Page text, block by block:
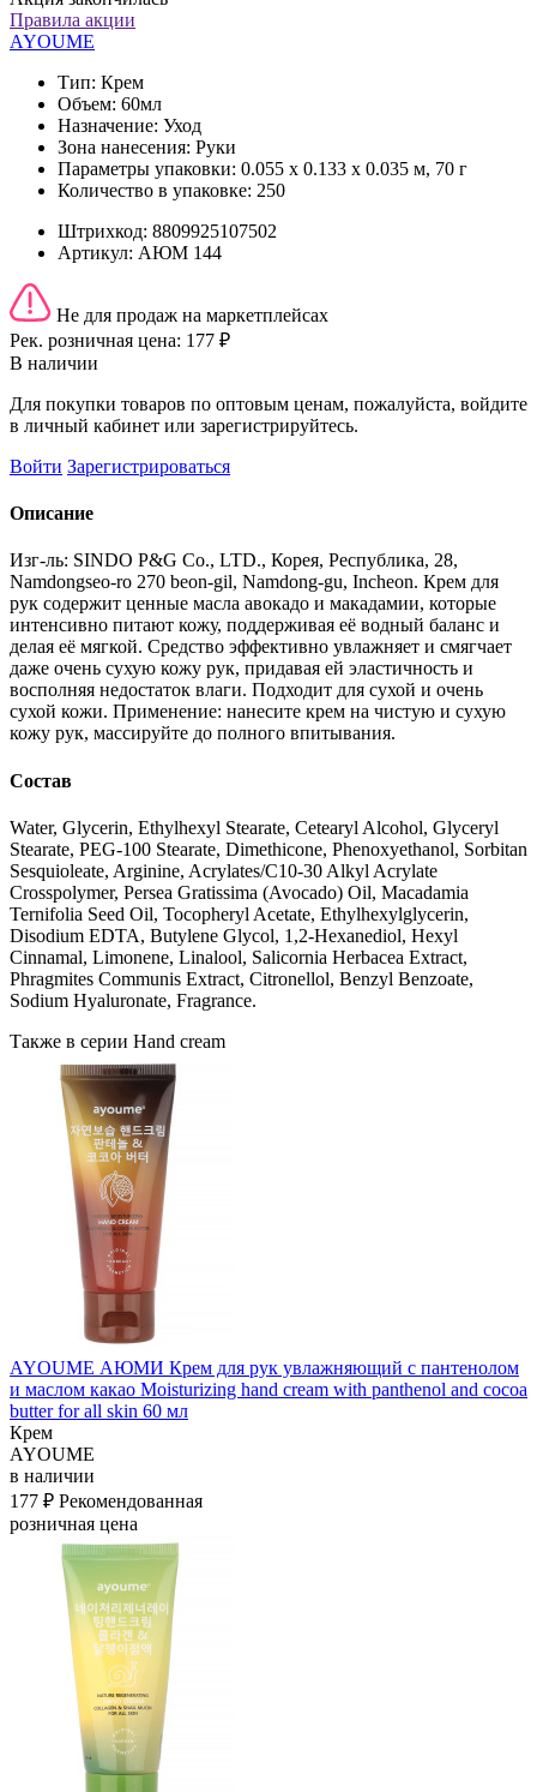
Правила акции
AYOUME
Тип: Крем
Объем: 60мл
Назначение: Уход
Зона нанесения: Руки
Параметры упаковки: 0.055 x 0.133 x 0.035 м, 70 г
Количество в упаковке: 250
Штрихкод: 8809925107502
Артикул: АЮМ 144
Не для продаж на маркетплейсах
Рек. розничная цена: 177 ₽
В наличии
Для покупки товаров по оптовым ценам, пожалуйста, войдите
в личный кабинет или зарегистрируйтесь.
Войти Зарегистрироваться
Описание
Изг-ль: SINDO P&G Co., LTD., Корея, Республика, 28,
Namdongseo-ro 270 beon-gil, Namdong-gu, Incheon. Крем для
рук содержит ценные масла авокадо и макадамии, которые
интенсивно питают кожу, поддерживая её водный баланс и
делая её мягкой. Средство эффективно увлажняет и смягчает
даже очень сухую кожу рук, придавая ей эластичность и
восполняя недостаток влаги. Подходит для сухой и очень
сухой кожи. Применение: нанесите крем на чистую и сухую
кожу рук, массируйте до полного впитывания.
Состав
Water, Glycerin, Ethylhexyl Stearate, Cetearyl Alcohol, Glyceryl
Stearate, PEG-100 Stearate, Dimethicone, Phenoxyethanol, Sorbitan
Sesquioleate, Arginine, Acrylates/C10-30 Alkyl Acrylate
Crosspolymer, Persea Gratissima (Avocado) Oil, Macadamia
Ternifolia Seed Oil, Tocopheryl Acetate, Ethylhexylglycerin,
Disodium EDTA, Butylene Glycol, 1,2-Hexanediol, Hexyl
Cinnamal, Limonene, Linalool, Salicornia Herbacea Extract,
Phragmites Communis Extract, Citronellol, Benzyl Benzoate,
Sodium Hyaluronate, Fragrance.
Также в серии Hand cream
AYOUME АЮМИ Крем для рук увлажняющий с пантенолом
и маслом какао Moisturizing hand cream with panthenol and cocoa
butter for all skin 60 мл
Крем
AYOUME
в наличии
177 ₽ Рекомендованная
розничная цена